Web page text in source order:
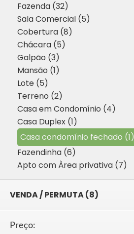
Fazenda (32)
Sala Comercial (5)
Cobertura (8)
Chácara (5)
Galpão (3)
Mansão (1)
Lote (5)
Terreno (2)
Casa em Condomínio (4)
Casa Duplex (1)
Casa condomínio fechado (1)
Fazendinha (6)
Apto com Àrea privativa (7)
VENDA / PERMUTA (8)
Preço: